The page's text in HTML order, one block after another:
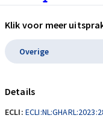
uren en is
Klik voor meer
Overige
Details
ECLI: